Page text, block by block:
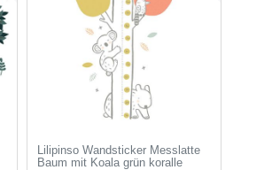
Lilipinso Wandsticker Messlatte
Baum mit Koala grün koralle